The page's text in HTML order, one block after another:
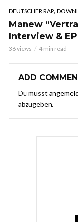
DEUTSCHER RAP,
Manew
Interview &
36 views 4 min read
ADD
Du musst
abzugeben.